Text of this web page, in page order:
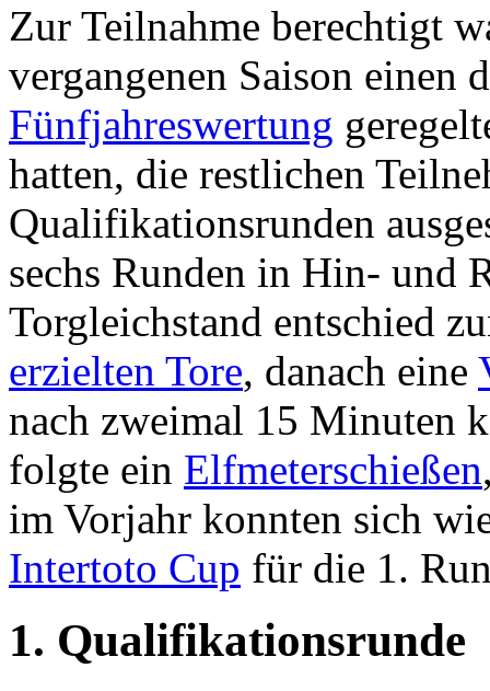
Zur Teilnahme berechtigt
vergangenen Saison einen
Fünfjahreswertung
hatten, die restlichen
Qualifikationsrunden
sechs Runden in Hin- und
Torgleichstand entschied
erzielten Tore, danach eine
nach zweimal 15 Minuten
folgte ein Elfmeterschießen
im Vorjahr konnten sich
Intertoto Cup für die 1.
1. Qualifikationsrunde